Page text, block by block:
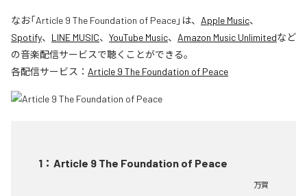
なお「Article 9 The Foundation of Peace」は、 Apple Music、
Spotify、 LINE MUSIC、 YouTube Music、 Amazon Music Unlimitedなど
の音楽配信サービスで聴くことができる。
各配信サービス： Article 9 The Foundation of Peace
1 ： Article 9 The Foundation of Peace
万賀